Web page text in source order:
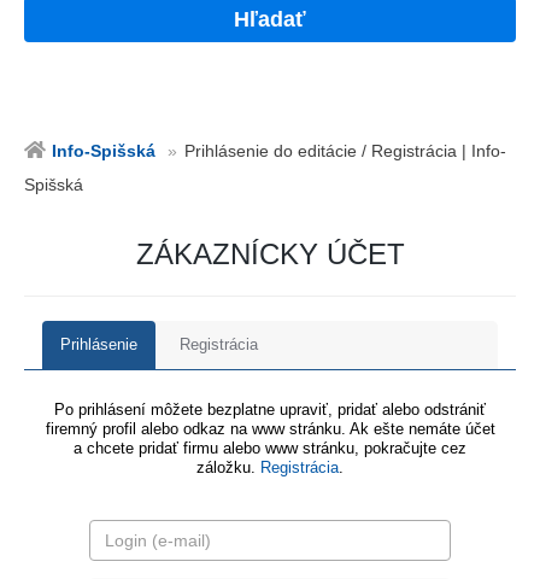
Hľadať
Info-Spišská
Prihlásenie do editácie / Registrácia | Info-
Spišská
ZÁKAZNÍCKY ÚČET
Prihlásenie Registrácia
Po prihlásení môžete bezplatne upraviť, pridať alebo odstrániť
firemný profil alebo odkaz na www stránku. Ak ešte nemáte účet
a chcete pridať firmu alebo www stránku, pokračujte cez
záložku. Registrácia.